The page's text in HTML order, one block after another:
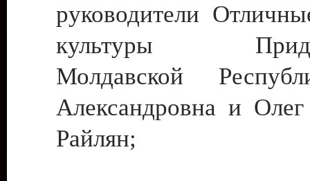
руководители
культуры
Молдавской
Александровна и
Райлян;